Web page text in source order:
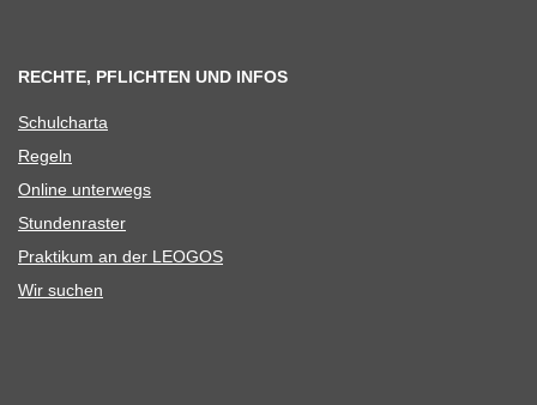
RECHTE, PFLICHTEN UND INFOS
Schul­charta
Regeln
Online unter­wegs
Stun­den­ras­ter
Prak­ti­kum an der LEOGOS
Wir suchen